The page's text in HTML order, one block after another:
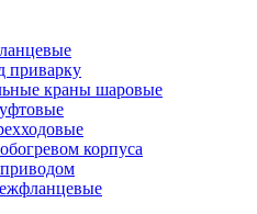
приварку
краны шаровые
корпуса